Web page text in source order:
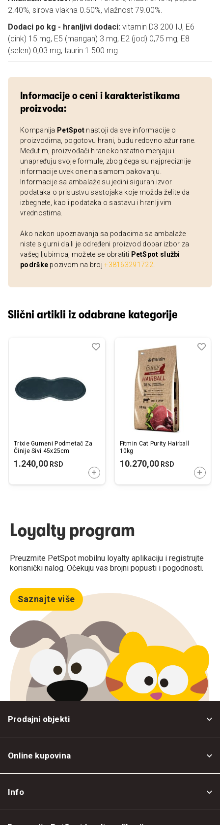
2.40%, sirova vlakna 0.50%, vlažnost 79.00%.
Dodaci po kg - hranljivi dodaci: vitamin D3 200 IJ, E6
(cink) 15 mg, E5 (mangan) 3 mg, E2 (jod) 0,75 mg, E8
(selen) 0,03 mg, taurin 1.500 mg.
Informacije o ceni i karakteristikama
proizvoda:
Kompanija PetSpot nastoji da sve informacije o
proizvodima, pogotovu hrani, budu redovno ažurirane.
Međutim, proizvođači hrane konstatno menjaju i
unapređuju svoje formule, zbog čega su najpreciznije
informacije uvek one na samom pakovanju.
Informacije sa ambalaže su jedini siguran izvor
podataka o prisustvu sastojaka koje možda želite da
izbegnete, kao i podataka o sastavu i hranljivim
vrednostima.
Ako nakon upoznavanja sa podacima sa ambalaže
niste sigurni da li je određeni proizvod dobar izbor za
vašeg ljubimca, možete se obratiti PetSpot službi
podrške pozivom na broj+38163291722
Slični artikli iz odabrane kategorije
Trixie Gumeni Podmetač Za
Činije Sivi 45x25cm
1.240,00 RSD
DODAJTE U KORPU
Dodaj
Uporedi
Fitmin Cat Purity Hairball
10kg
10.270,00RSD
Loyalty program
Preuzmite PetSpot mobilnu loyalty aplikaciju i registrujte
korisnički nalog. Očekuju vas brojni popusti i pogodnosti.
Saznajte više
Prodajni objekti
Online kupovina
Info